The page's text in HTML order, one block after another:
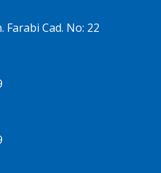
Farabi Cad. No: 22